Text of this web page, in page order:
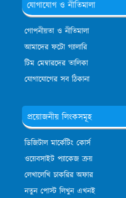
যোগাযোগ ও নীতিমালা
গোপনীয়তা ও নীতিমালা
আমাদের ফটো গ্যালারি
টিম মেম্বারদের তালিকা
যোগাযোগের সব ঠিকানা
প্রয়োজনীয় লিংকসমূহ
ডিজিটাল মার্কেটিং কোর্স
ওয়েবসাইট প্যাকেজ ক্রয়
লেখালেখি চাকরির অফার
নতুন পোস্ট লিখুন এখনই